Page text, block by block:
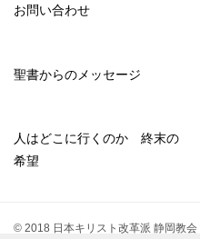
お問い合わせ
聖書からのメッセージ
人はどこに行くのか 終末の
希望
© 2018 日本キリスト改革派 静岡教会